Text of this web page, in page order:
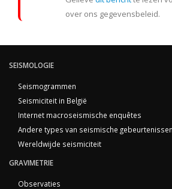
over ons gegevensbeleid.
SEISMOLOGIE
Seismogrammen
Seismiciteit in België
Internet macroseismische enquêtes
Andere types van seismische gebeurtenissen
Wereldwijde seismiciteit
GRAVIMETRIE
Observaties